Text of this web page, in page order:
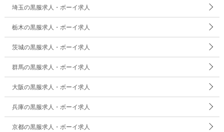
埼玉の黒服求人・ボーイ求人
栃木の黒服求人・ボーイ求人
茨城の黒服求人・ボーイ求人
群馬の黒服求人・ボーイ求人
大阪の黒服求人・ボーイ求人
兵庫の黒服求人・ボーイ求人
京都の黒服求人・ボーイ求人